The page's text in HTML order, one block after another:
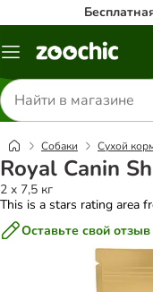
Каталог
Поиск
товаров
Собаки Сухой
Royal Canin
2 x 7,5 кг
This is a stars rating area
Оставьте свой